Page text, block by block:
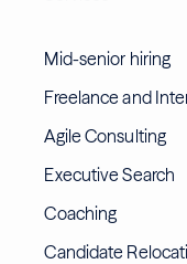
Mid-senior hiring
Freelance and
Agile Consulting
Executive Search
Coaching
Candidate